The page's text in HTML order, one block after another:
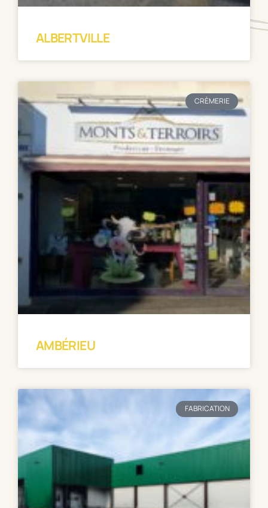
ALBERTVILLE
CRÈMERIE
AMBÉRIEU
FABRICATION